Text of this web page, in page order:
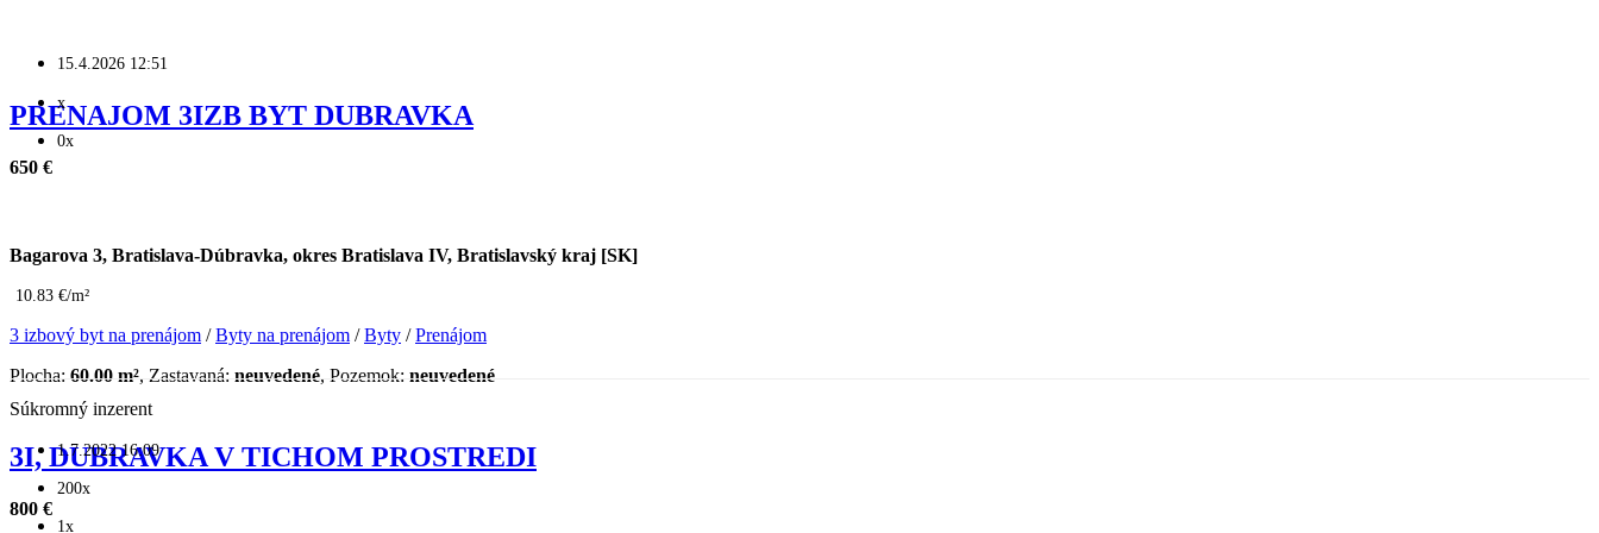
15.4.2026 12:51
x
0x
PRENAJOM 3IZB BYT DUBRAVKA
650 €
Bagarova 3, Bratislava-Dúbravka, okres Bratislava IV, Bratislavský kraj [SK]
10.83 €/m²
3 izbový byt na prenájom /Byty na prenájom /Byty /Prenájom
Plocha: 60.00 m², Zastavaná: neuvedené, Pozemok: neuvedené
Súkromný inzerent
1.7.2022 16:09
200x
1x
3I, DUBRAVKA V TICHOM PROSTREDI
800 €